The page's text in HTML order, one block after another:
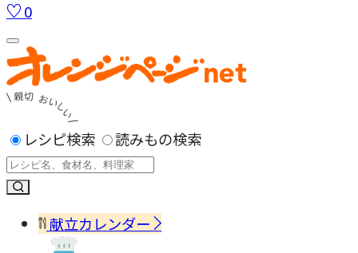
0
レシピ検索 読みもの検索
献立カレンダー